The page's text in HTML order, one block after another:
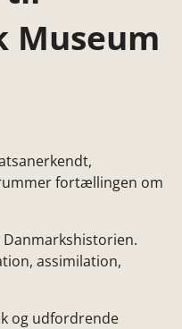
Museum
fortællingen om
assimilation,
og udfordrende